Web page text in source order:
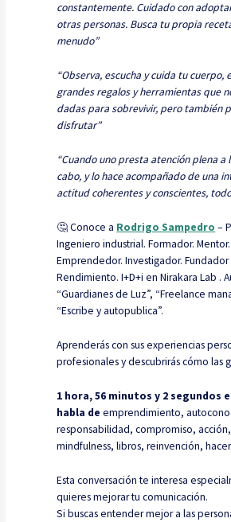
constantemente. Cuidado con
otras personas. Busca tu propia
menudo”
“Observa, escucha y cuida tu cuerpo,
grandes regalos y herramientas que
dadas para sobrevivir, pero también
disfrutar”
“Cuando uno presta atención plena a
cabo, y lo hace acompañado de una
actitud coherentes y conscientes,
🤔 Conoce a Rodrigo Sampedro –
Ingeniero industrial. Formador.
Emprendedor. Investigador.
Rendimiento. I+D+i en Nirakara Lab .
“Guardianes de Luz”, “Freelance
“Escribe y autopublica”.
Aprenderás con sus experiencias
profesionales y descubrirás cómo las
1 hora, 56 minutos y 2 segundos
habla deemprendimiento,
responsabilidad, compromiso,
mindfulness, libros, reinvención,
Esta conversación te interesa
quieres mejorar tu comunicación.
Si buscas entender mejor a las